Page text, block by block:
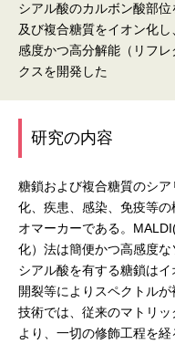
シアル酸のカルボン酸部
及び複合糖質をイオン化
感度かつ高分解能（リフ
クスを開発した
研究の内容
糖鎖および複合糖質のシ
化、疾患、感染、免疫等
オマーカーである。
化）法は簡便かつ高感度
シアル酸を有する糖鎖は
開裂等によりスペクトル
技術では、従来のマトリ
より、一切の修飾工程を